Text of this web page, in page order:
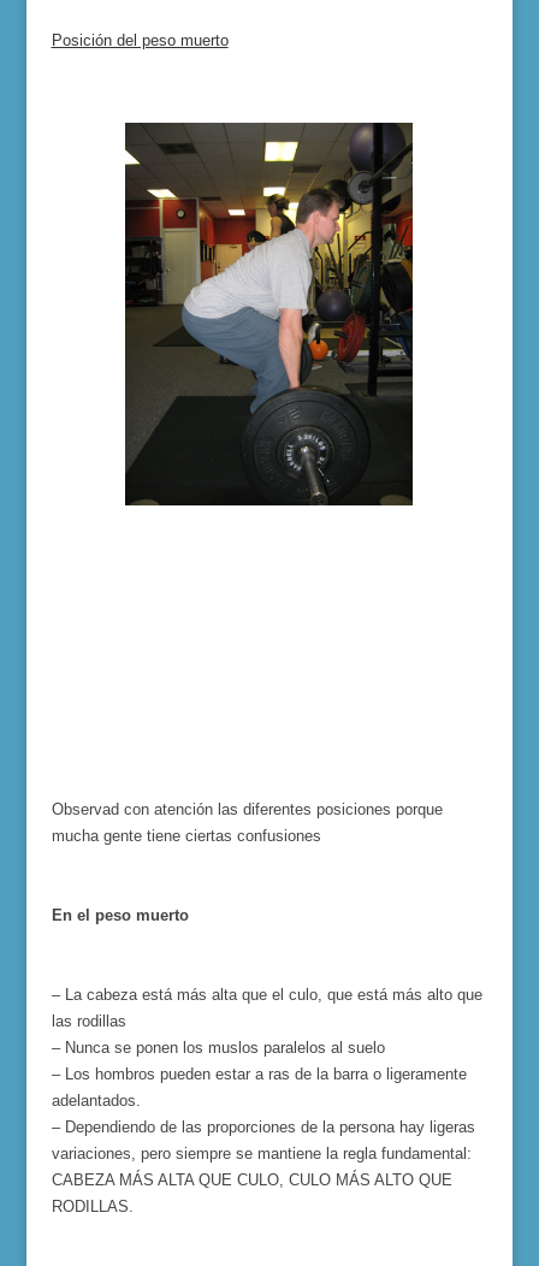
Posición del peso muerto
Observad con atención las diferentes posiciones porque
mucha gente tiene ciertas confusiones
En el peso muerto
– La cabeza está más alta que el culo, que está más alto que
las rodillas
– Nunca se ponen los muslos paralelos al suelo
– Los hombros pueden estar a ras de la barra o ligeramente
adelantados.
– Dependiendo de las proporciones de la persona hay ligeras
variaciones, pero siempre se mantiene la regla fundamental:
CABEZA MÁS ALTA QUE CULO, CULO MÁS ALTO QUE
RODILLAS.